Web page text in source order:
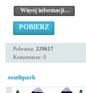
Więcej informacji…
POBIERZ
Pobrania: 229617
Komentarze: 0
southpark